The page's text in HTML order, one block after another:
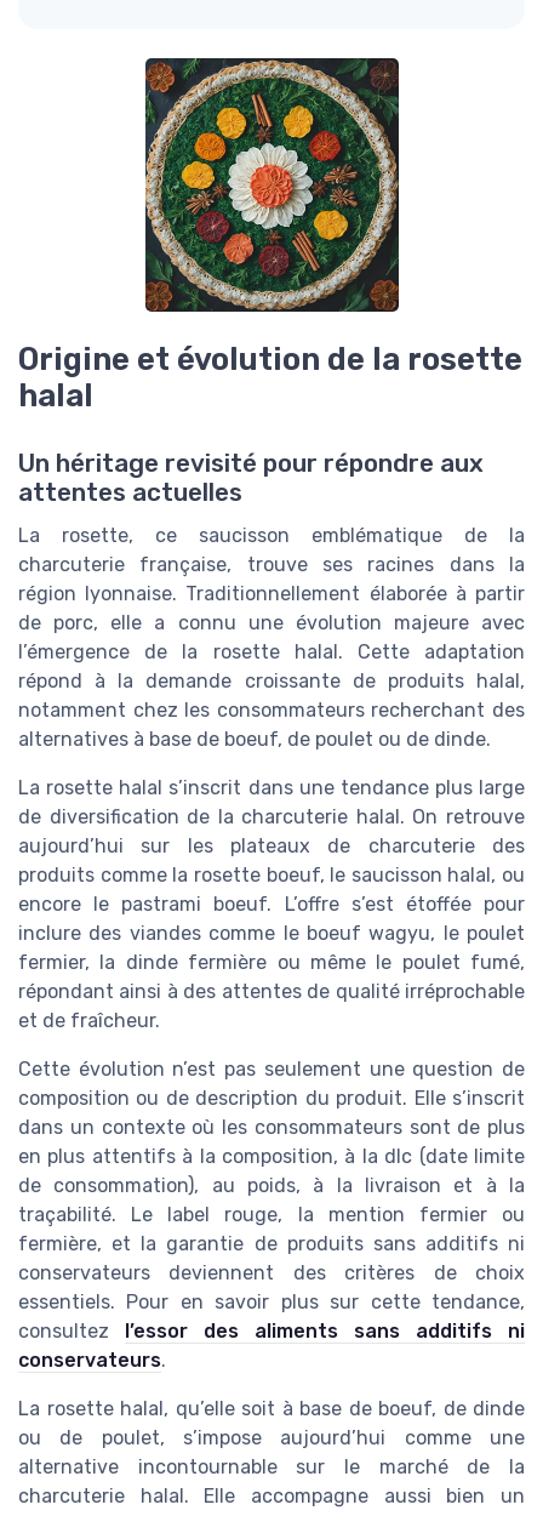
Origine et évolution de la rosette
halal
Un héritage revisité pour répondre aux
attentes actuelles
La rosette, ce saucisson emblématique de la
charcuterie française, trouve ses racines dans la
région lyonnaise. Traditionnellement élaborée à partir
de porc, elle a connu une évolution majeure avec
l’émergence de la rosette halal. Cette adaptation
répond à la demande croissante de produits halal,
notamment chez les consommateurs recherchant des
alternatives à base de boeuf, de poulet ou de dinde.
La rosette halal s’inscrit dans une tendance plus large
de diversification de la charcuterie halal. On retrouve
aujourd’hui sur les plateaux de charcuterie des
produits comme la rosette boeuf, le saucisson halal, ou
encore le pastrami boeuf. L’offre s’est étoffée pour
inclure des viandes comme le boeuf wagyu, le poulet
fermier, la dinde fermière ou même le poulet fumé,
répondant ainsi à des attentes de qualité irréprochable
et de fraîcheur.
Cette évolution n’est pas seulement une question de
composition ou de description du produit. Elle s’inscrit
dans un contexte où les consommateurs sont de plus
en plus attentifs à la composition, à la dlc (date limite
de consommation), au poids, à la livraison et à la
traçabilité. Le label rouge, la mention fermier ou
fermière, et la garantie de produits sans additifs ni
conservateurs deviennent des critères de choix
essentiels. Pour en savoir plus sur cette tendance,
consultez
l’essor des aliments sans additifs ni
conservateurs.
La rosette halal, qu’elle soit à base de boeuf, de dinde
ou de poulet, s’impose aujourd’hui comme une
alternative incontournable sur le marché de la
charcuterie halal. Elle accompagne aussi bien un